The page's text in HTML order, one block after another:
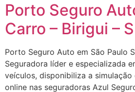
Porto Seguro
Carro – Birigui –
Porto Seguro Auto em São Paulo
Seguradora líder e especializada
veículos, disponibiliza a
online nas seguradoras Azul